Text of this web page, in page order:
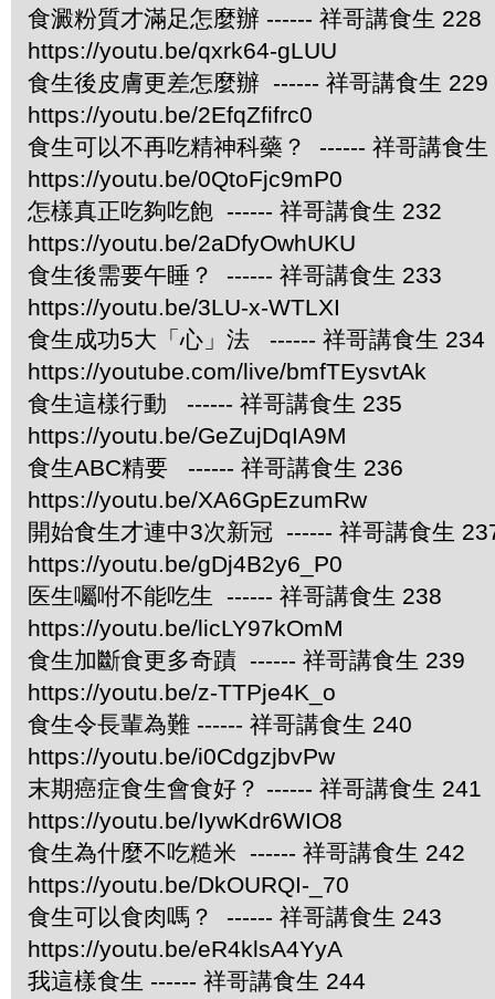
食澱粉質才滿足怎麼辦 ------ 祥哥講食生 228
https://youtu.be/qxrk64-gLUU
食生後皮膚更差怎麼辦 ------ 祥哥講食生 229
https://youtu.be/2EfqZfifrc0
食生可以不再吃精神科藥？ ------ 祥哥講食生
https://youtu.be/0QtoFjc9mP0
怎樣真正吃夠吃飽 ------ 祥哥講食生 232
https://youtu.be/2aDfyOwhUKU
食生後需要午睡？ ------ 祥哥講食生 233
https://youtu.be/3LU-x-WTLXI
食生成功5大「心」法 ------ 祥哥講食生 234
https://youtube.com/live/bmfTEysvtAk
食生這樣行動 ------ 祥哥講食生 235
https://youtu.be/GeZujDqIA9M
食生ABC精要 ------ 祥哥講食生 236
https://youtu.be/XA6GpEzumRw
開始食生才連中3次新冠 ------ 祥哥講食生
https://youtu.be/gDj4B2y6_P0
医生囑咐不能吃生 ------ 祥哥講食生 238
https://youtu.be/licLY97kOmM
食生加斷食更多奇蹟 ------ 祥哥講食生 239
https://youtu.be/z-TTPje4K_o
食生令長輩為難 ------ 祥哥講食生 240
https://youtu.be/i0CdgzjbvPw
末期癌症食生會食好？ ------ 祥哥講食生 241
https://youtu.be/IywKdr6WIO8
食生為什麼不吃糙米 ------ 祥哥講食生 242
https://youtu.be/DkOURQI-_70
食生可以食肉嗎？ ------ 祥哥講食生 243
https://youtu.be/eR4klsA4YyA
我這樣食生 ------ 祥哥講食生 244